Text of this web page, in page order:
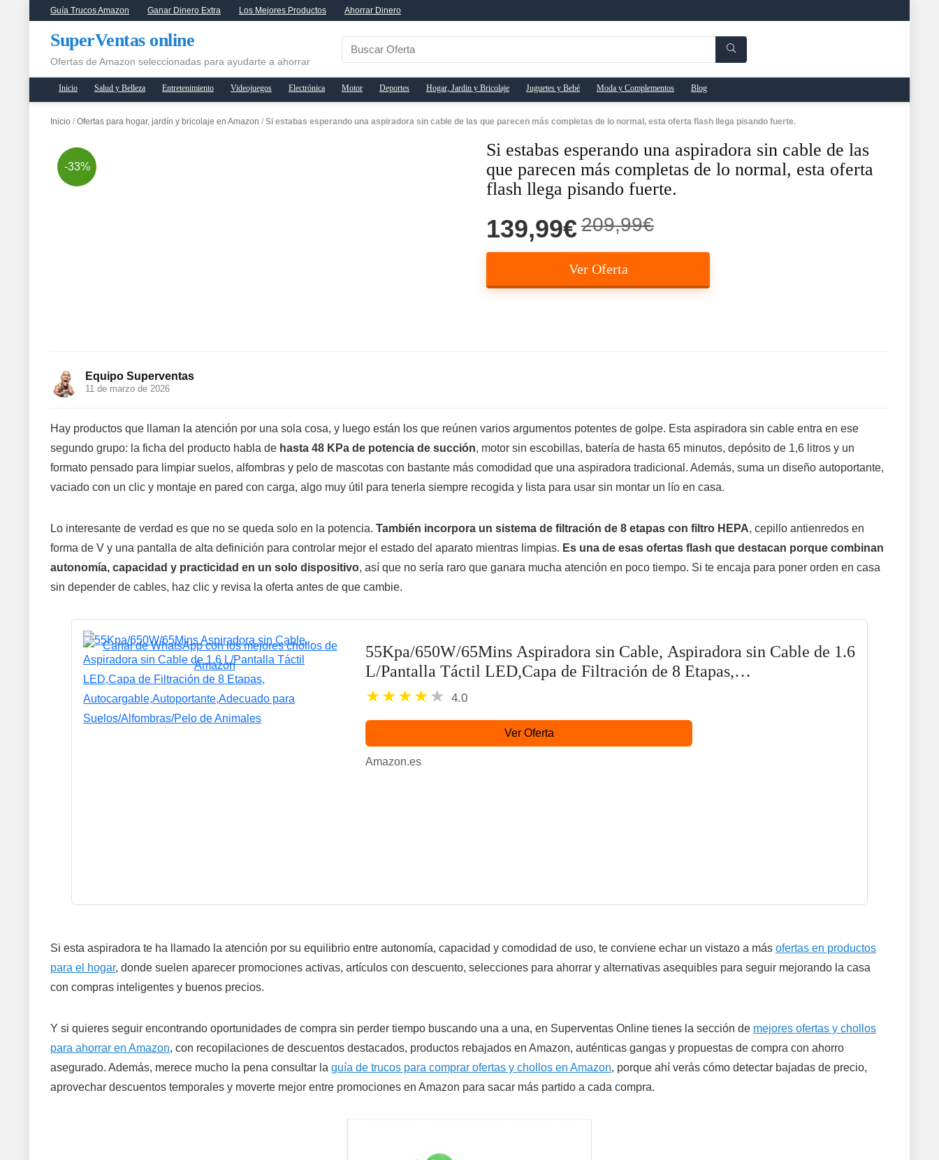
Guía Trucos Amazon Ganar Dinero Extra Los Mejores Productos Ahorrar Dinero
SuperVentas online
Ofertas de Amazon seleccionadas para ayudarte a ahorrar
Inicio Salud y Belleza Entretenimiento Videojuegos Electrónica Motor Deportes Hogar, Jardin y Bricolaje Juguetes y Bebé Moda y Complementos Blog
Inicio / Ofertas para hogar, jardín y bricolaje en Amazon / Si estabas esperando una aspiradora sin cable de las que parecen más completas de lo normal, esta oferta flash llega pisando fuerte.
-33%
Si estabas esperando una aspiradora sin cable de las
que parecen más completas de lo normal, esta oferta
flash llega pisando fuerte.
139,99€209,99€
Ver Oferta
Equipo Superventas
11 de marzo de 2026
Hay productos que llaman la atención por una sola cosa, y luego están los que reúnen varios argumentos potentes de golpe. Esta aspiradora sin cable entra en ese
segundo grupo: la ficha del producto habla de hasta 48 KPa de potencia de succión, motor sin escobillas, batería de hasta 65 minutos, depósito de 1,6 litros y un
formato pensado para limpiar suelos, alfombras y pelo de mascotas con bastante más comodidad que una aspiradora tradicional. Además, suma un diseño autoportante,
vaciado con un clic y montaje en pared con carga, algo muy útil para tenerla siempre recogida y lista para usar sin montar un lío en casa.
Lo interesante de verdad es que no se queda solo en la potencia. También incorpora un sistema de filtración de 8 etapas con filtro HEPA, cepillo antienredos en
forma de V y una pantalla de alta definición para controlar mejor el estado del aparato mientras limpias. Es una de esas ofertas flash que destacan porque combinan
autonomía, capacidad y practicidad en un solo dispositivo, así que no sería raro que ganara mucha atención en poco tiempo. Si te encaja para poner orden en casa
sin depender de cables, haz clic y revisa la oferta antes de que cambie.
55Kpa/650W/65Mins Aspiradora sin Cable, Aspiradora sin Cable de 1.6
L/Pantalla Táctil LED,Capa de Filtración de 8 Etapas,
Autocargable,Autoportante,Adecuado...
4.0
Ver Oferta
Amazon.es
Si esta aspiradora te ha llamado la atención por su equilibrio entre autonomía, capacidad y comodidad de uso, te conviene echar un vistazo a más ofertas en productos
para el hogar, donde suelen aparecer promociones activas, artículos con descuento, selecciones para ahorrar y alternativas asequibles para seguir mejorando la casa
con compras inteligentes y buenos precios.
Y si quieres seguir encontrando oportunidades de compra sin perder tiempo buscando una a una, en Superventas Online tienes la sección de mejores ofertas y chollos
para ahorrar en Amazon, con recopilaciones de descuentos destacados, productos rebajados en Amazon, auténticas gangas y propuestas de compra con ahorro
asegurado. Además, merece mucho la pena consultar la guía de trucos para comprar ofertas y chollos en Amazon, porque ahí verás cómo detectar bajadas de precio,
aprovechar descuentos temporales y moverte mejor entre promociones en Amazon para sacar más partido a cada compra.